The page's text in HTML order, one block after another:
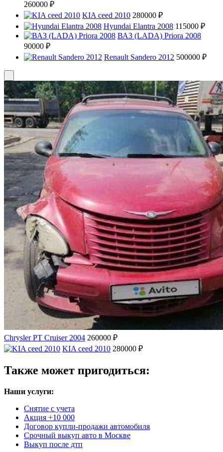
260000 ₽
KIA ceed 2010 280000 ₽
Hyundai Elantra 2008 115000 ₽
ВАЗ (LADA) Priora 2008
90000 ₽
Renault Sandero 2012 500000 ₽
Chrysler PT Cruiser 2004 260000 ₽
KIA ceed 2010 280000 ₽
Также может пригодиться:
Наши услуги:
Снятие с учета
Акция +10 000
Договор купли-продажи автомобиля
Срочный выкуп авто в Москве
Выкуп после дтп